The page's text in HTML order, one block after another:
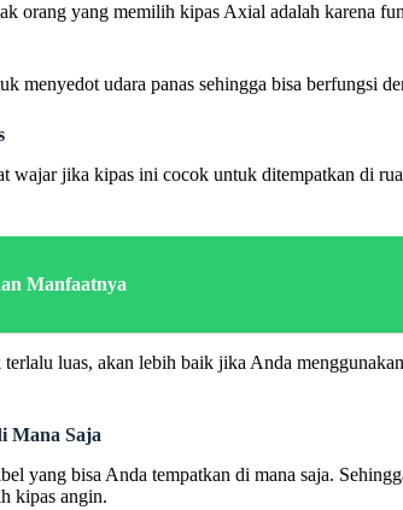
orang yang memilih kipas Axial adalah karena
menyedot udara panas sehingga bisa berfungsi
wajar jika kipas ini cocok untuk ditempatkan di
Manfaatnya
luas, akan lebih baik jika Anda
Mana Saja
yang bisa Anda tempatkan di mana saja.
kipas angin.